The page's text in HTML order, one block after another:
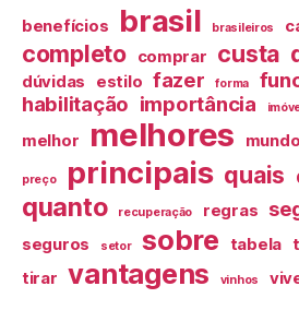
benefícios brasil brasileiros
completo comprar custa
dúvidas estilo fazer forma
habilitação importância
melhor melhores mundo
preço principais quais
quanto recuperação regras
seguros setor sobre tabela
tirar vantagens vinhos